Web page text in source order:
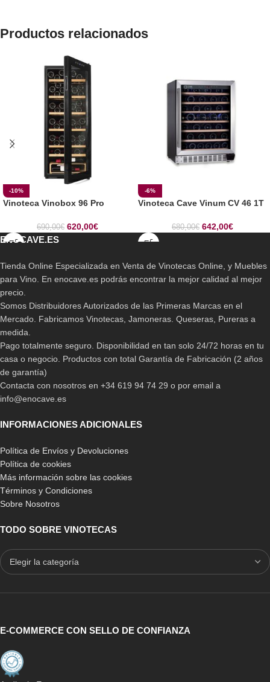
Productos relacionados
-10%
Vinoteca Vinobox 96 Pro
690,00€ 620,00€
-6%
Vinoteca Cave Vinum CV 46 1T
680,00€ 642,00€
ENOCAVE.ES
Tienda Online Especializada en Venta de Vinotecas Online, y Muebles
para Vino. En enocave.es podrás encontrar la mejor calidad al mejor
precio.
Somos Distribuidores Autorizados de las Primeras Marcas en el
Mercado. Fabricamos Vinotecas, Jamoneras. Queseras, Pureras a
medida.
Pago totalmente seguro. Disponibilidad en tan solo 24/72 horas en tu
casa o negocio. Productos con total Garantía de Fabricación (2 años
de garantía)
Contacta con nosotros en +34 619 94 74 29 o por email a
info@enocave.es
INFORMACIONES ADICIONALES
Política de Envíos y Devoluciones
Política de cookies
Más información sobre las cookies
Términos y Condiciones
Sobre Nosotros
TODO SOBRE VINOTECAS
E-COMMERCE CON SELLO DE CONFIANZA